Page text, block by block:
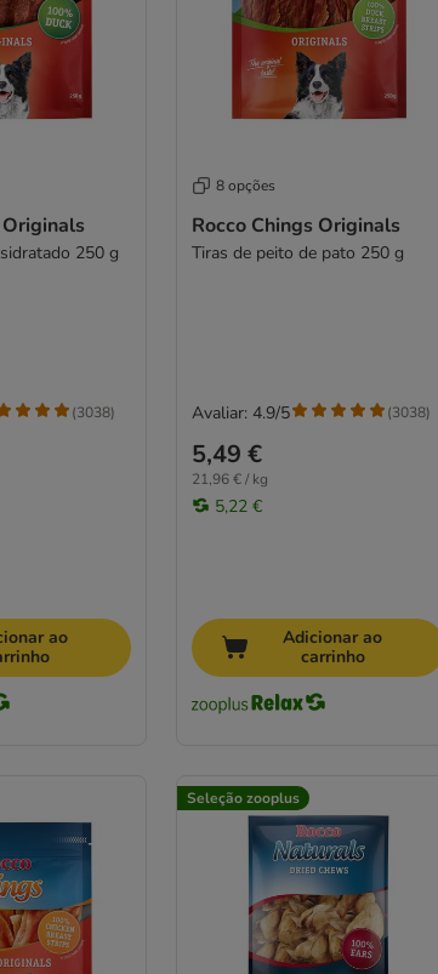
250 g
(3038)
ao
8 opções
Rocco Chings Originals
Tiras de peito de pato 250 g
5,49 €
21,96 € / kg
5,22 €
Avaliar: 4.9/5 (3038)
Adicionar ao
carrinho
Seleção zooplus